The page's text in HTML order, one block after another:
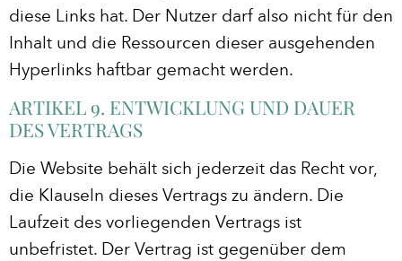
diese Links hat. Der Nutzer darf also nicht für den
Inhalt und die Ressourcen dieser ausgehenden
Hyperlinks haftbar gemacht werden.
ARTIKEL 9. ENTWICKLUNG UND DAUER
DES VERTRAGS
Die Website behält sich jederzeit das Recht vor,
die Klauseln dieses Vertrags zu ändern. Die
Laufzeit des vorliegenden Vertrags ist
unbefristet. Der Vertrag ist gegenüber dem